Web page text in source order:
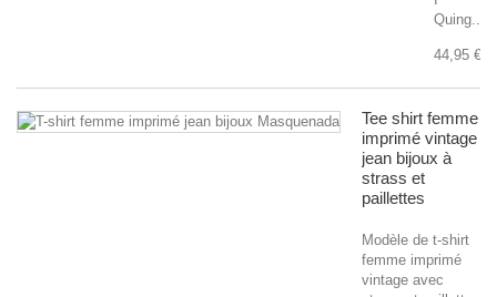
Quing....
44,95 €
Tee shirt femme
imprimé vintage
jean bijoux à
strass et
paillettes
Modèle de t-shirt
femme imprimé
vintage avec